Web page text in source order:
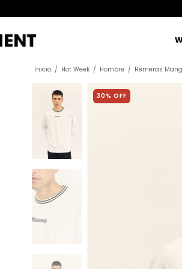
Inicio / Hot Week / Hombre / Remeras
30% OFF